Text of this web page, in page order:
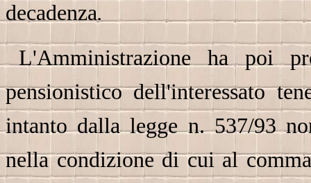
decadenza.
L'Amministrazione ha poi
pensionistico dell'interessato
intanto dalla legge n. 537/93
nella condizione di cui al